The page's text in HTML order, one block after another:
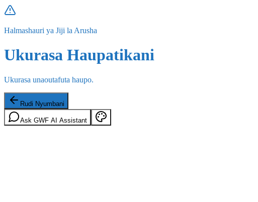
Halmashauri ya Jiji la Arusha
Ukurasa Haupatikani
Ukurasa unaoutafuta haupo.
Rudi Nyumbani
Ask GWF AI Assistant